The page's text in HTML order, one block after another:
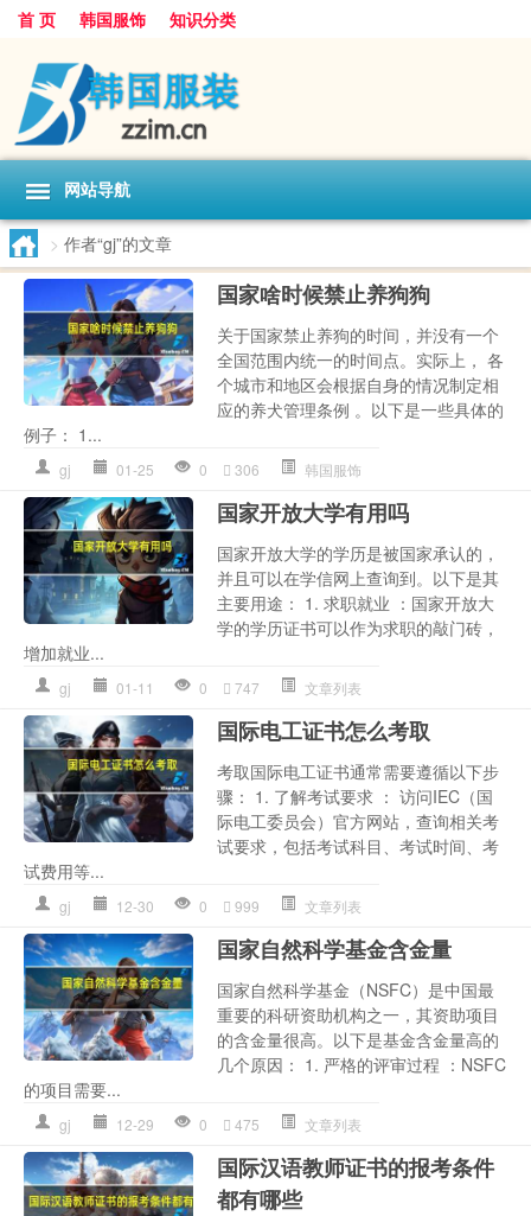
首 页 韩国服饰 知识分类
网站导航
> 作者“gj”的文章
国家啥时候禁止养狗狗
关于国家禁止养狗的时间，并没有一个
全国范围内统一的时间点。实际上， 各
个城市和地区会根据自身的情况制定相
应的养犬管理条例 。以下是一些具体的
例子： 1...
gj 01-25 0 306 韩国服饰
国家开放大学有用吗
国家开放大学的学历是被国家承认的，
并且可以在学信网上查询到。以下是其
主要用途： 1. 求职就业 ：国家开放大
学的学历证书可以作为求职的敲门砖，
增加就业...
gj 01-11 0 747 文章列表
国际电工证书怎么考取
考取国际电工证书通常需要遵循以下步
骤： 1. 了解考试要求 ： 访问IEC（国
际电工委员会）官方网站，查询相关考
试要求，包括考试科目、考试时间、考
试费用等...
gj 12-30 0 999 文章列表
国家自然科学基金含金量
国家自然科学基金（NSFC）是中国最
重要的科研资助机构之一，其资助项目
的含金量很高。以下是基金含金量高的
几个原因： 1. 严格的评审过程 ：NSFC
的项目需要...
gj 12-29 0 475 文章列表
国际汉语教师证书的报考条件
都有哪些